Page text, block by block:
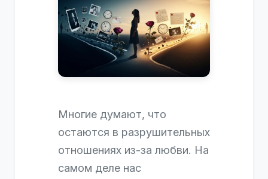
Многие думают, что
остаются в разрушительных
отношениях из-за любви. На
самом деле нас